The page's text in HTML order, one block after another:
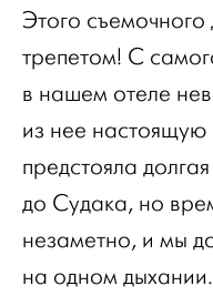
Этого
трепетом! С
в нашем отеле
из нее
предстояла
до Судака, но
незаметно, и мы
на одном